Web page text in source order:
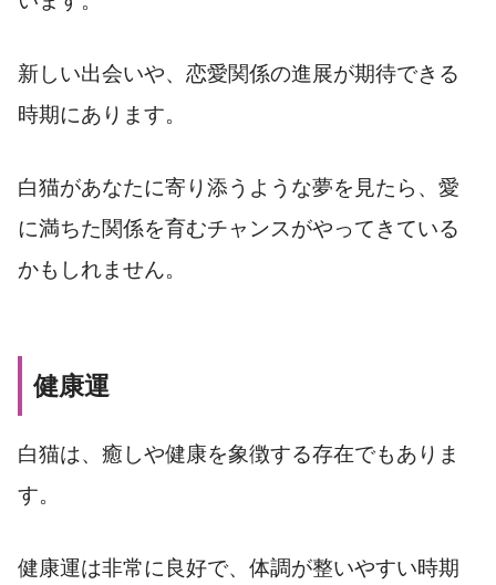
新しい出会いや、恋愛関係の進展が期待できる
時期にあります。
白猫があなたに寄り添うような夢を見たら、愛
に満ちた関係を育むチャンスがやってきている
かもしれません。
健康運
白猫は、癒しや健康を象徴する存在でもありま
す。
健康運は非常に良好で、体調が整いやすい時期